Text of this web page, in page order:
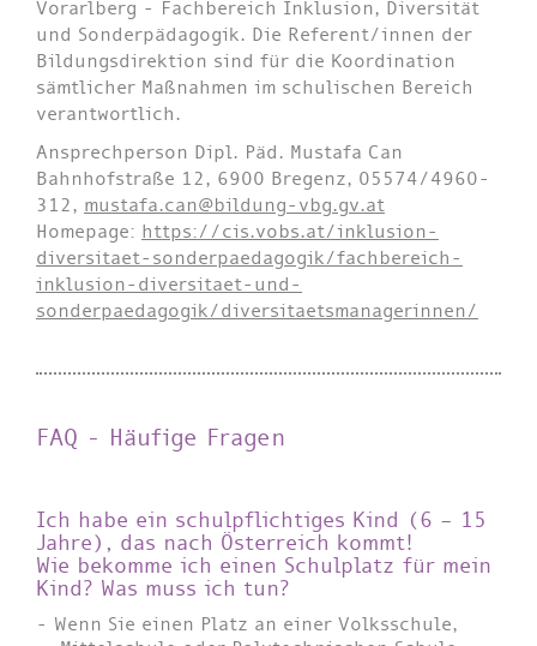
Vorarlberg - Fachbereich Inklusion, Diversität
und Sonderpädagogik. Die Referent/innen der
Bildungsdirektion sind für die Koordination
sämtlicher Maßnahmen im schulischen Bereich
verantwortlich.
Ansprechperson Dipl. Päd. Mustafa Can
Bahnhofstraße 12, 6900 Bregenz, 05574/4960-
312, mustafa.can@bildung-vbg.gv.at
Homepage: https://cis.vobs.at/inklusion-
diversitaet-sonderpaedagogik/fachbereich-
inklusion-diversitaet-und-
sonderpaedagogik/diversitaetsmanagerinnen/
FAQ - Häufige Fragen
Ich habe ein schulpflichtiges Kind (6 – 15
Jahre), das nach Österreich kommt!
Wie bekomme ich einen Schulplatz für mein
Kind? Was muss ich tun?
Wenn Sie einen Platz an einer Volksschule,